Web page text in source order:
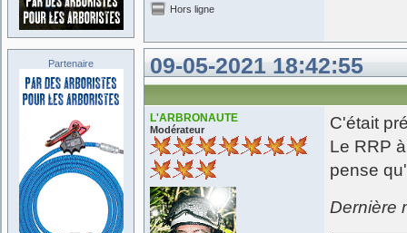
Hors ligne
09-05-2021 18:42:55
L'ARBRONAUTE
Modérateur
C'était
Le RRP
pense
Dernière
Partenaire